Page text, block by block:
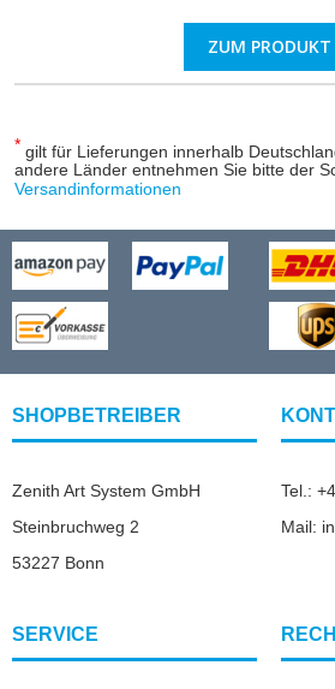
ZUM PRODUKT
* gilt für Lieferungen innerhalb
andere Länder entnehmen Sie bitte der
Versandinformationen
SHOPBETREIBER
Zenith Art System GmbH
Steinbruchweg 2
53227 Bonn
Tel.:
Mail:
SERVICE